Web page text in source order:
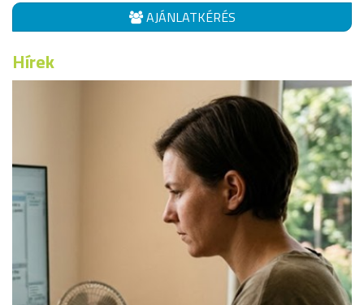
AJÁNLATKÉRÉS
Hírek